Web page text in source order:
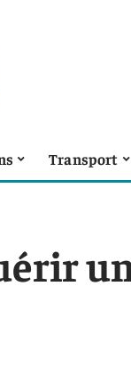
Transport